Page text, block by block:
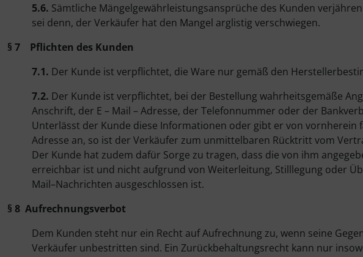
5.6. Sämtliche Mängelgewährleistungsansprüche des Kunden
sei denn, der Verkäufer hat den Mangel arglistig verschwiegen.
§ 7 Pflichten des Kunden
7.1. Der Kunde ist verpflichtet, die Ware nur gemäß den
7.2. Der Kunde ist verpflichtet, bei der Bestellung wahrheitsgemäße
Anschrift, der E – Mail – Adresse, der Telefonnummer oder der
Unterlässt der Kunde diese Informationen oder gibt er von vornherein
Adresse an, so ist der Verkäufer zum unmittelbaren Rücktritt vom
Der Kunde hat zudem dafür Sorge zu tragen, dass die von ihm
erreichbar ist und nicht aufgrund von Weiterleitung, Stilllegung oder
Mail–Nachrichten ausgeschlossen ist.
§ 8 Aufrechnungsverbot
Dem Kunden steht nur ein Recht auf Aufrechnung zu, wenn seine
Verkäufer unbestritten sind. Ein Zurückbehaltungsrecht kann nur